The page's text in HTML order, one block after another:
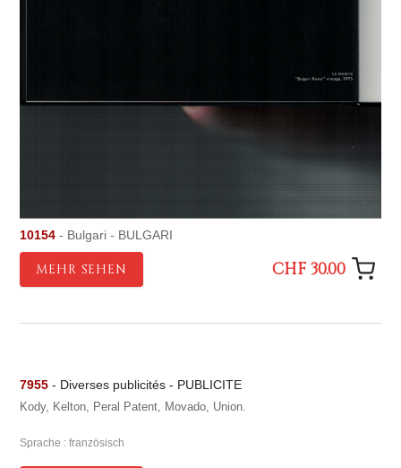
10154 - Bulgari - BULGARI
MEHR SEHEN CHF 30.00
7955 - Diverses publicités - PUBLICITE
Kody, Kelton, Peral Patent, Movado, Union.
Sprache : französisch